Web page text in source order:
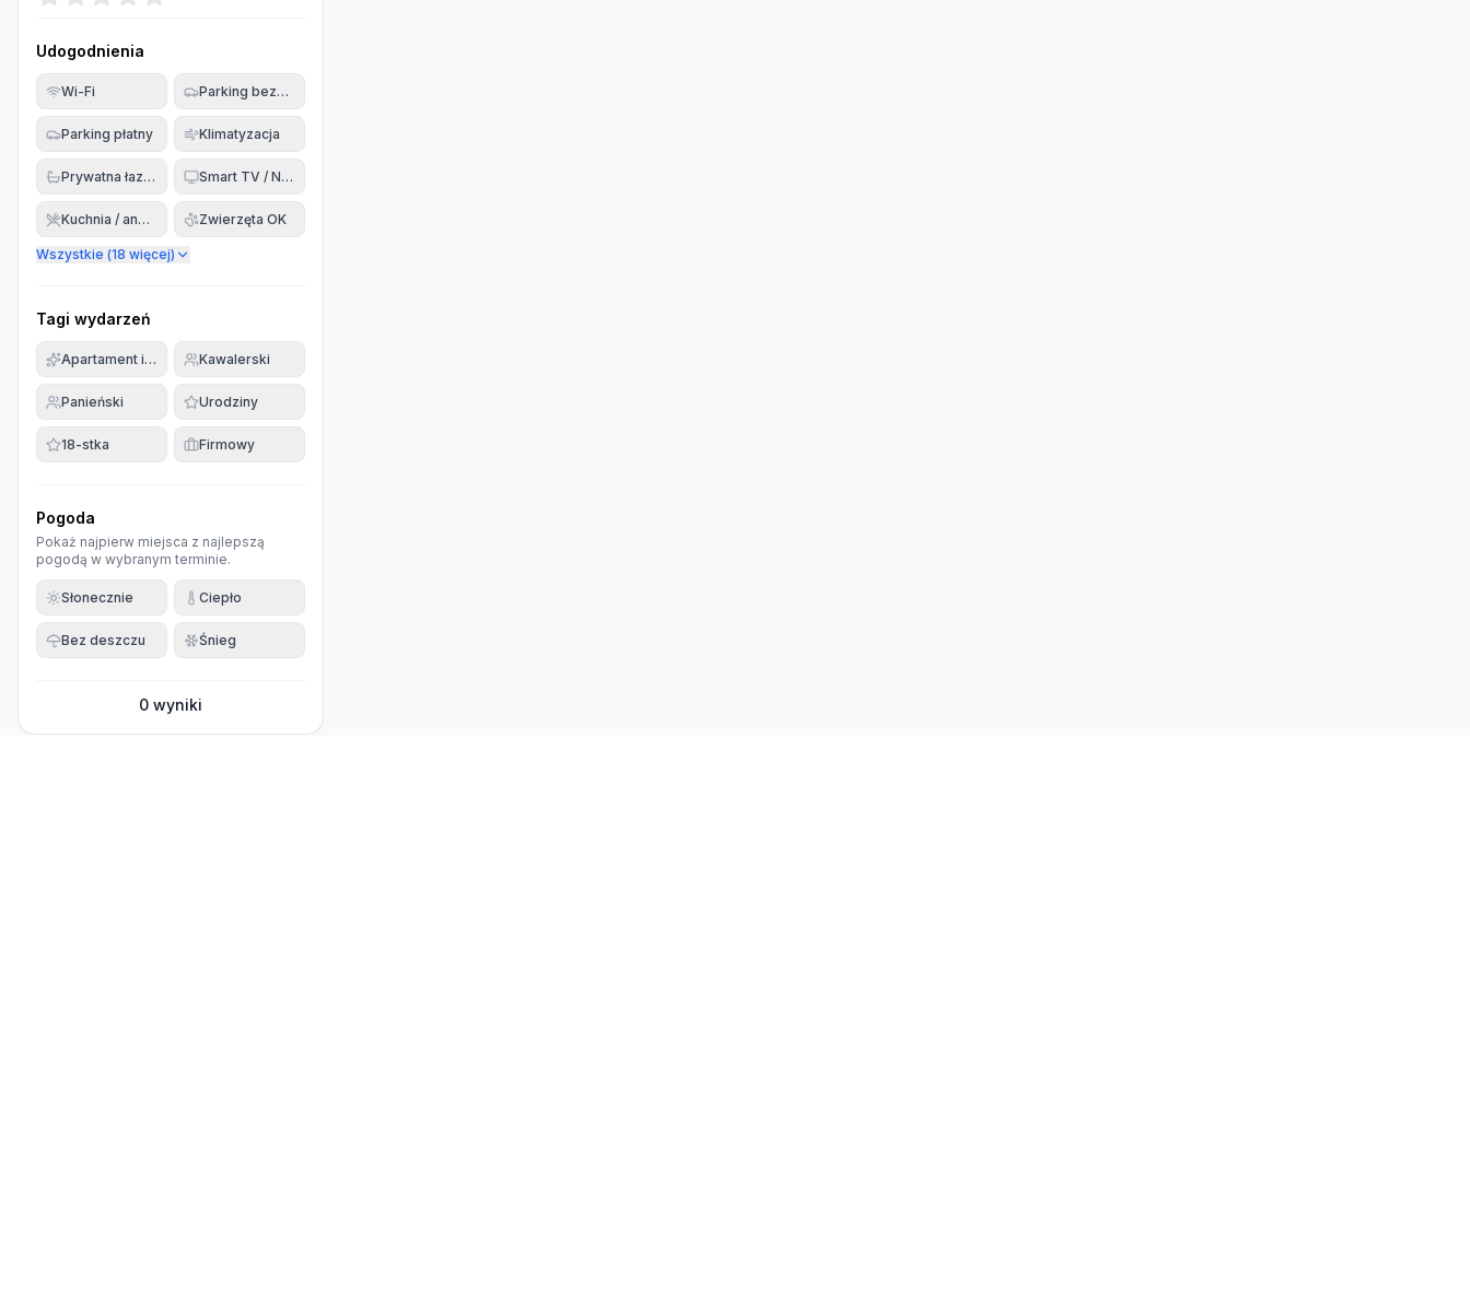
Udogodnienia
Wi-Fi Parking bezpłatny
Parking płatny Klimatyzacja
Prywatna łazienka Smart TV / Netflix
Kuchnia / aneks Zwierzęta OK
Wszystkie (18 więcej)
Tagi wydarzeń
Apartament imprezowyKawalerski
Panieński Urodziny
18-stka Firmowy
Pogoda
Pokaż najpierw miejsca z najlepszą
pogodą w wybranym terminie.
Słonecznie Ciepło
Bez deszczu Śnieg
0 wyniki